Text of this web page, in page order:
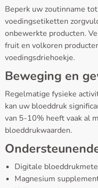
Beperk uw zoutinname
voedingsetiketten
onbewerkte producten.
fruit en volkoren
voedingsdriehoekje.
Beweging en
Regelmatige fysieke
kan uw bloeddruk
van 5-10% heeft vaak al
bloeddrukwaarden.
Digitale
Magnesium